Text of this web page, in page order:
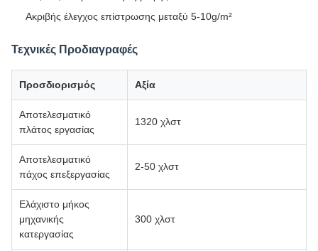
Ακριβής έλεγχος επίστρωσης μεταξύ 5-10g/m²
Τεχνικές Προδιαγραφές
Προσδιορισμός Αξία
Αποτελεσματικό
πλάτος εργασίας
1320 χλστ
Αποτελεσματικό
πάχος επεξεργασίας
2-50 χλστ
Ελάχιστο μήκος
μηχανικής
κατεργασίας
300 χλστ